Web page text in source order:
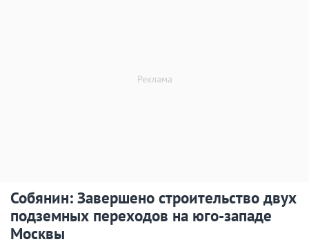
Собянин: Завершено строительство двух
подземных переходов на юго-западе
Москвы